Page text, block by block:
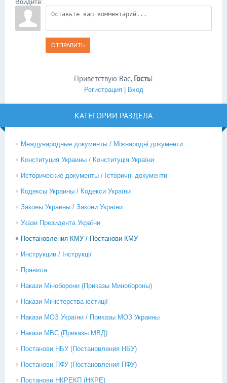
Войдите:
ОТПРАВИТЬ
Приветствую Вас, Гость!
Регистрация| Вход
КАТЕГОРИИ РАЗДЕЛА
Международные документы / Міжнародні документи
Конституция Украины / Конституція України
Исторические документы / Історичні документи
Кодексы Украины / Кодекси України
Законы Украины / Закони України
Укази Президента України
Постановления КМУ / Постанови КМУ
Инструкции / Інструкції
Правила
Накази Міноборони (Приказы Минобороны)
Накази Міністерства юстиції
Накази МОЗ України / Приказы МОЗ Украины
Накази МВС (Приказы МВД)
Постанови НБУ (Постановления НБУ)
Постанови ПФУ (Постановления ПФУ)
Постанови НКРЕКП (НКРЕ)